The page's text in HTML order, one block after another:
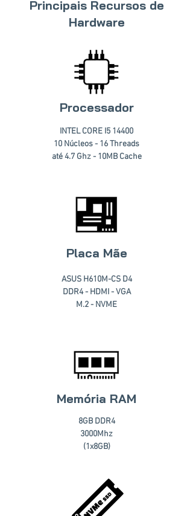
Principais Recursos de
Hardware
Processador
INTEL CORE I5 14400
10 Núcleos - 16 Threads
até 4.7 Ghz - 10MB Cache
Placa Mãe
ASUS H610M-CS D4
DDR4 - HDMI - VGA
M.2 - NVME
Memória RAM
8GB DDR4
3000Mhz
(1x8GB)